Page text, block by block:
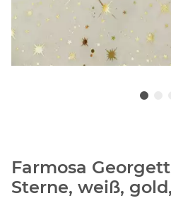
Farmosa
Sterne, weiß,